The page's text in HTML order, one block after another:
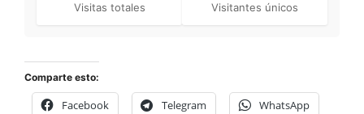
Visitas totales Visitantes únicos
Comparte esto:
Facebook Telegram WhatsApp